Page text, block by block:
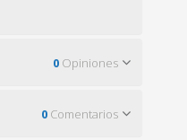
0 Opiniones
0 Comentarios